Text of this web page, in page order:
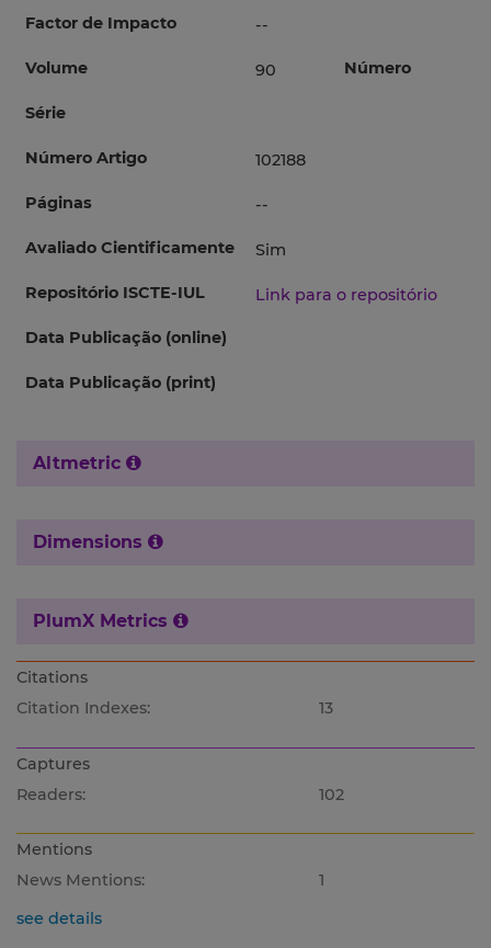
Factor de Impacto --
Volume 90 Número
Série
Número Artigo 102188
Páginas --
Avaliado Cientificamente Sim
Repositório ISCTE-IUL Link para o repositório
Data Publicação (online)
Data Publicação (print)
Altmetric
Dimensions
PlumX Metrics
Citations
Citation Indexes:
13
Captures
Readers:
102
Mentions
News Mentions:
1
see details